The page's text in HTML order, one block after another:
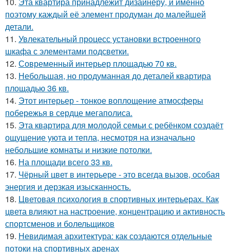
поэтому каждый её элемент продуман до малейшей
детали.
11. Увлекательный процесс установки встроенного
шкафа с элементами подсветки.
12. Современный интерьер площадью 70 кв.
13. Небольшая, но продуманная до деталей квартира
площадью 36 кв.
14. Этот интерьер - тонкое воплощение атмосферы
побережья в сердце мегаполиса.
15. Эта квартира для молодой семьи с ребёнком создаёт
ощущение уюта и тепла, несмотря на изначально
небольшие комнаты и низкие потолки.
16. На площади всего 33 кв.
17. Чёрный цвет в интерьере - это всегда вызов, особая
энергия и дерзкая изысканность.
18. Цветовая психология в спортивных интерьерах. Как
цвета влияют на настроение, концентрацию и активность
спортсменов и болельщиков
19. Невидимая архитектура: как создаются отдельные
потоки на спортивных аренах